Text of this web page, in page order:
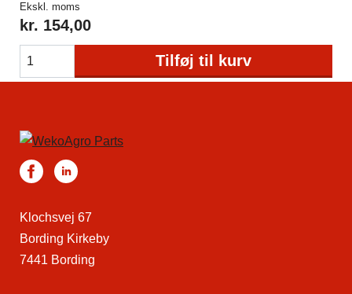
Ekskl. moms
kr. 154,00
Tilføj til kurv
Klochsvej 67
Bording Kirkeby
7441 Bording